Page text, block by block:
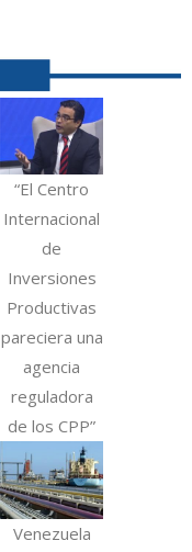
“El Centro
Internacional
de
Inversiones
Productivas
pareciera una
agencia
reguladora
de los CPP”
Venezuela